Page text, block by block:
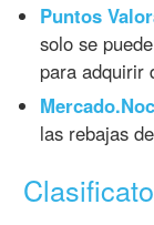
Puntos
solo se
para adquirir
las rebajas